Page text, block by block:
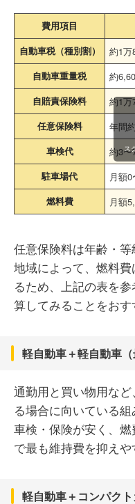
費用項目
自動車税（種別割）
約1万
自動車重量税 約
自賠責保険料 約1万
任意保険料 年間
車検代 約3〜
駐車場代 月額
燃料費 月額
ス
任意保険料は年齢・
地域によって、燃料
るため、上記の表を
算してみることをおす
軽自動車＋軽自動車（
通勤用と買い物用な
る場合に向いている
車検・保険が安く、
で最も維持費を抑えや
軽自動車＋コンパクト